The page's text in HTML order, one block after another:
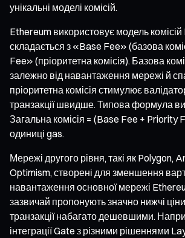
унікальні моделі комісій.
Ethereum використовує модель
складається з «Base Fee» (базова
Fee» (пріоритетна комісія). Базова
залежно від навантаження мережі й
пріоритетна комісія стимулює
транзакції швидше. Типова формула
Загальна комісія = (Base Fee + Priority
одиниці gas.
Мережі другого рівня, такі як Polygon,
Optimism, створені для зменшення
навантаження основної мережі
зазвичай пропонують значно нижчі
транзакції набагато дешевшими.
інтеграції Gate з різними рішеннями